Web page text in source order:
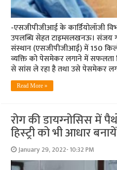
-एसजीपीजीआई के कार्डियोलॉजी
उपलब्धि सेहत टाइम्‍सलखनऊ। संजय
संस्थान (एसजीपीजीआई) में 150
व्यक्ति को पेसमेकर लगाने में सफलता
से सांस ले रहा है तथा उसे पेसमेकर
Read More »
रोग की डायग्‍नोसिस में
हिस्‍ट्री को भी आधार बनायें
January 29, 2022- 10:32 PM